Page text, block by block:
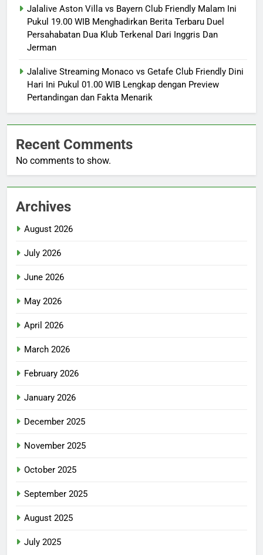
Jalalive Aston Villa vs Bayern Club Friendly Malam Ini
Pukul 19.00 WIB Menghadirkan Berita Terbaru Duel
Persahabatan Dua Klub Terkenal Dari Inggris Dan
Jerman
Jalalive Streaming Monaco vs Getafe Club Friendly Dini
Hari Ini Pukul 01.00 WIB Lengkap dengan Preview
Pertandingan dan Fakta Menarik
Recent Comments
No comments to show.
Archives
August 2026
July 2026
June 2026
May 2026
April 2026
March 2026
February 2026
January 2026
December 2025
November 2025
October 2025
September 2025
August 2025
July 2025